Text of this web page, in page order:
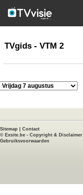
TVgids
TVgids - VTM 2
Sitemap
Contact
© Exsite.be - Copyright & Disclaimer
Gebruiksvoorwaarden